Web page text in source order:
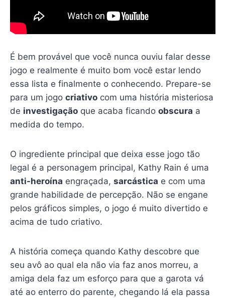
É bem provável que você nunca ouviu falar desse
jogo e realmente é muito bom você estar lendo
essa lista e finalmente o conhecendo. Prepare-se
para um jogo criativocom uma história misteriosa
de investigaçãoque acaba ficando obscura a
medida do tempo.
O ingrediente principal que deixa esse jogo tão
legal é a personagem principal, Kathy Rain é uma
anti-heroína engraçada, sarcástica e com uma
grande habilidade de percepção. Não se engane
pelos gráficos simples, o jogo é muito divertido e
acima de tudo criativo.
A história começa quando Kathy descobre que
seu avô ao qual ela não via faz anos morreu, a
amiga dela faz um esforço para que a garota vá
até ao enterro do parente, chegando lá ela passa